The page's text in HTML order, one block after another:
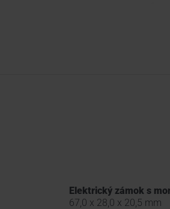
Elektrický zámok s
67,0 x 28,0 x 20,5 mm